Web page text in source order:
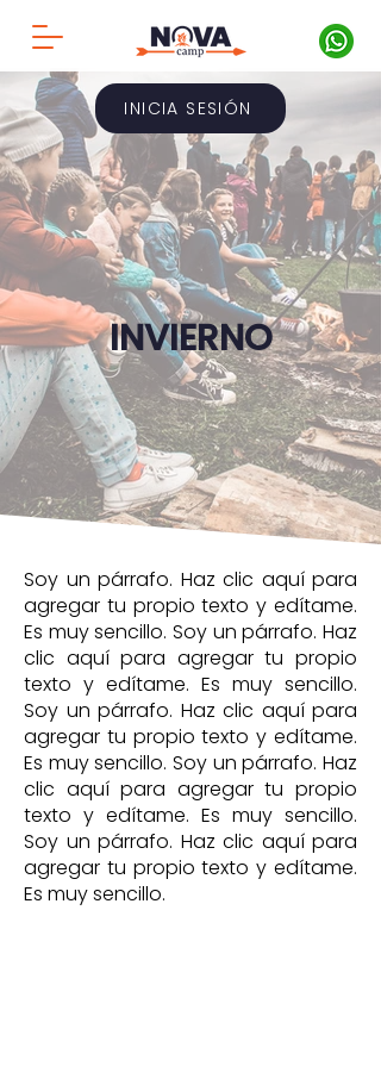
INICIA SESIÓN
INVIERNO
Soy un párrafo. Haz clic aquí para
agregar tu propio texto y edítame.
Es muy sencillo. Soy un párrafo. Haz
clic aquí para agregar tu propio
texto y edítame. Es muy sencillo.
Soy un párrafo. Haz clic aquí para
agregar tu propio texto y edítame.
Es muy sencillo. Soy un párrafo. Haz
clic aquí para agregar tu propio
texto y edítame. Es muy sencillo.
Soy un párrafo. Haz clic aquí para
agregar tu propio texto y edítame.
Es muy sencillo.